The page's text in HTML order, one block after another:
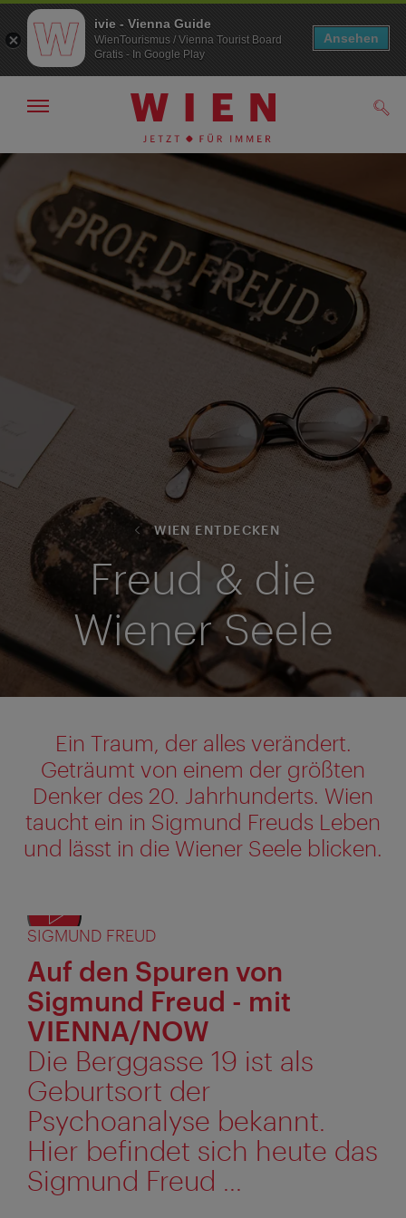
Zur
Navigation
Zum
Navigation
WIEN ENTDECKEN
Freud & die
Wiener Seele
Ein Traum, der alles verändert.
Geträumt von einem der größten
Denker des 20. Jahrhunderts. Wien
taucht ein in Sigmund Freuds Leben
und lässt in die Wiener Seele blicken.
SIGMUND FREUD
Auf den Spuren von
Sigmund Freud - mit
VIENNA/NOW
Die Berggasse 19 ist als
Geburtsort der
Psychoanalyse bekannt.
Hier befindet sich heute das
Sigmund Freud ...
ivie - Vienna Guide
WienTourismus / Vienna Tourist Board
Gratis - In Google Play
Ansehen